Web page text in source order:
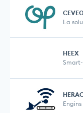
La
HEEX